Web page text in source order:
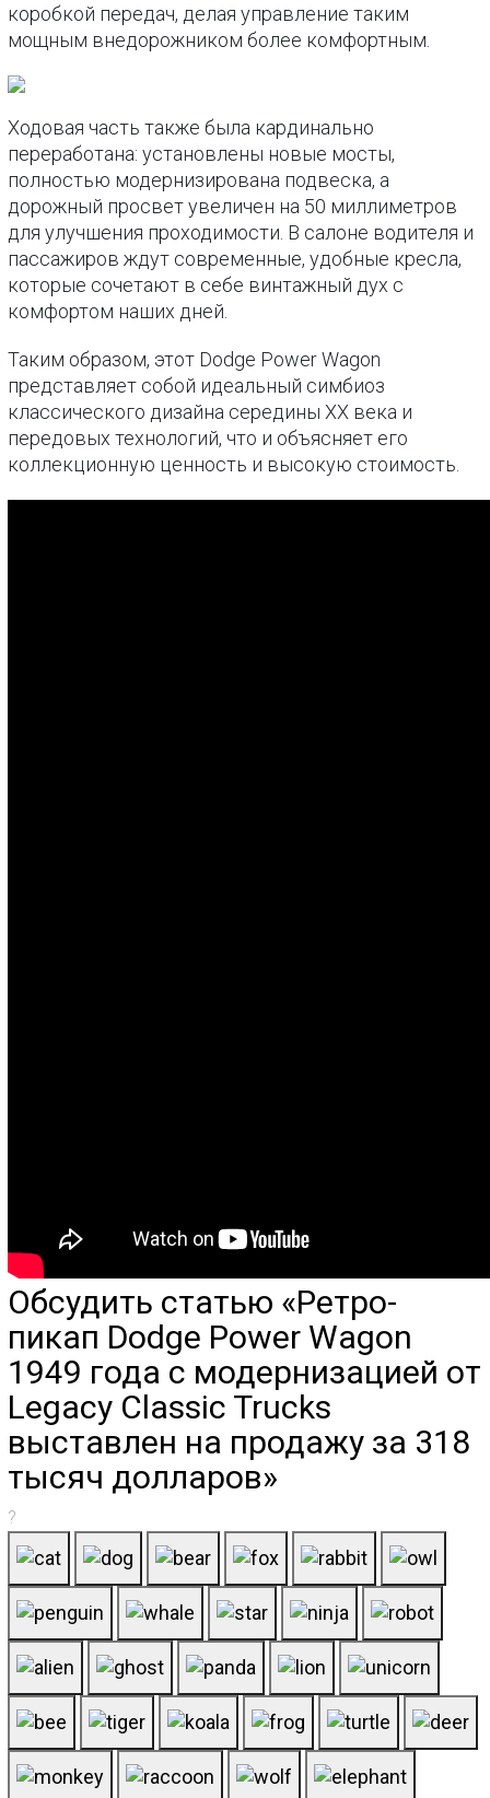
коробкой передач, делая управление таким
мощным внедорожником более комфортным.
Ходовая часть также была кардинально
переработана: установлены новые мосты,
полностью модернизирована подвеска, а
дорожный просвет увеличен на 50 миллиметров
для улучшения проходимости. В салоне водителя и
пассажиров ждут современные, удобные кресла,
которые сочетают в себе винтажный дух с
комфортом наших дней.
Таким образом, этот Dodge Power Wagon
представляет собой идеальный симбиоз
классического дизайна середины XX века и
передовых технологий, что и объясняет его
коллекционную ценность и высокую стоимость.
Обсудить статью «Ретро-
пикап Dodge Power Wagon
1949 года с модернизацией от
Legacy Classic Trucks
выставлен на продажу за 318
тысяч долларов»
?